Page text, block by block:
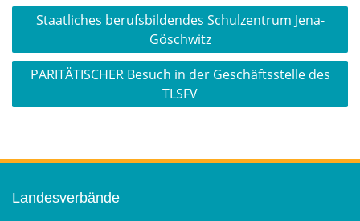
Beitragsnavigation
Staatliches berufsbildendes Schulzentrum Jena-
Göschwitz
PARITÄTISCHER Besuch in der Geschäftsstelle des
TLSFV
Landesverbände